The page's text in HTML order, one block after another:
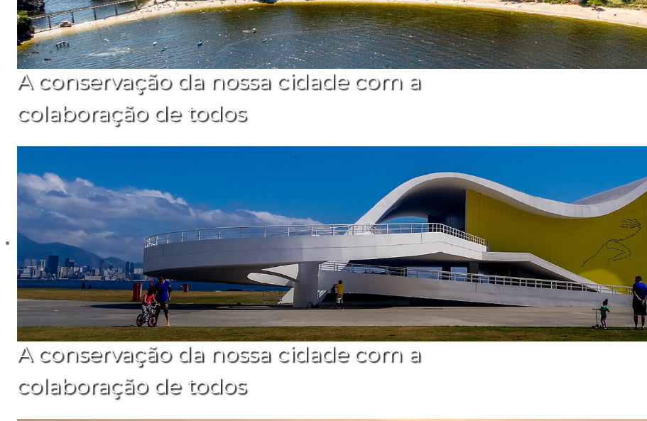
A conservação da nossa cidade com a
colaboração de todos
A conservação da nossa cidade com a
colaboração de todos